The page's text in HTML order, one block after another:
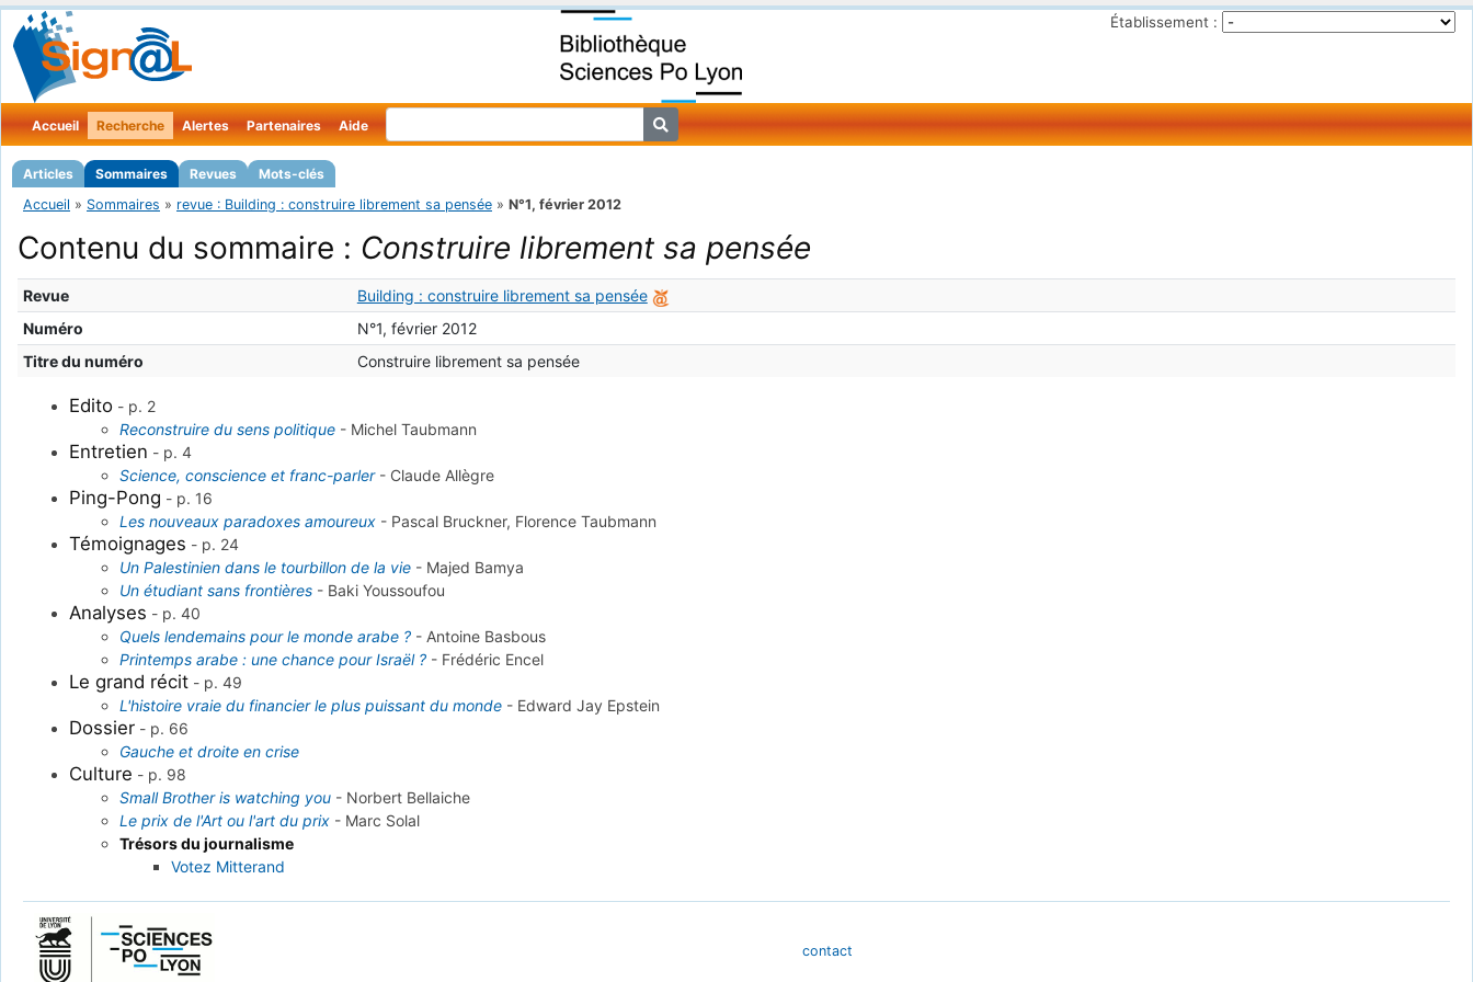
Établissement :
Accueil Recherche
Articles Sommaires Revues Mots-clés
Alertes Partenaires Aide
Accueil » Sommaires » revue : Building : construire librement sa pensée » N°1, février 2012
Contenu du sommaire : Construire librement sa pensée
Revue
Building : construire librement sa pensée
Numéro
N°1, février 2012
Titre du numéro
Construire librement sa pensée
Edito- p. 2
Reconstruire du sens politique - Michel Taubmann
Entretien - p. 4
Science, conscience et franc-parler- Claude Allègre
Ping-Pong - p. 16
Les nouveaux paradoxes amoureux - Pascal Bruckner, Florence Taubmann
Témoignages - p. 24
Un Palestinien dans le tourbillon de la vie - Majed Bamya
Un étudiant sans frontières - Baki Youssoufou
Analyses - p. 40
Quels lendemains pour le monde arabe ? -Antoine Basbous
Printemps arabe : une chance pour Israël ? - Frédéric Encel
Le grand récit- p. 49
L'histoire vraie du financier le plus puissant du monde - Edward Jay Epstein
Dossier- p. 66
Gauche et droite en crise
Culture - p. 98
Small Brother is watching you - Norbert Bellaiche
Le prix de l'Art ou l'art du prix - Marc Solal
Trésors du journalisme
Votez Mitterand
contact